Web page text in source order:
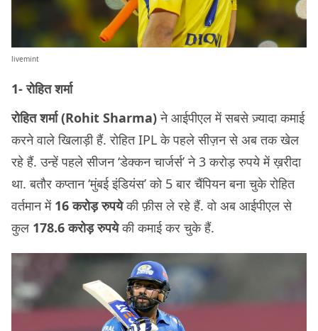
livemint
1- रोहित शर्मा
रोहित शर्मा (Rohit Sharma)ने आईपीएल में सबसे ज़्यादा कमाई
करने वाले खिलाड़ी हैं. रोहित IPL के पहले सीज़न से अब तक खेल
रहे हैं. उन्हें पहले सीजन ‘डेक्कन चार्जर्स’ ने 3 करोड़ रुपये में ख़रीदा
था. बतौर कप्तान ‘मुंबई इंडियंस’ को 5 बार चैंपियन बना चुके रोहित
वर्तमान में 16 करोड़ रुपयेकी फ़ीस ले रहे हैं. वो अब आईपीएल से
कुल 178.6 करोड़ रुपयेकी कमाई कर चुके हैं.